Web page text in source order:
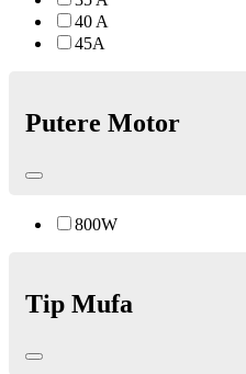
40 A
45A
Putere Motor
800W
Tip Mufa